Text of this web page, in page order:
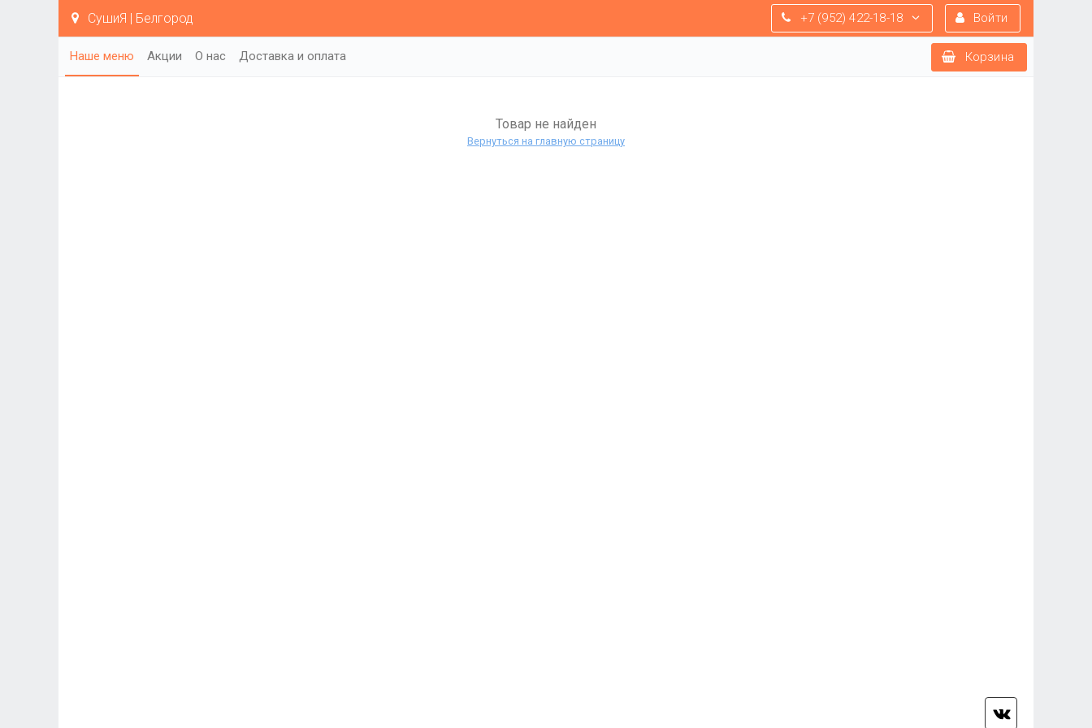
Войти
+7 (952) 422-18-18
СушиЯ | Белгород
Корзина
Наше меню Акции О нас Доставка и оплата
Товар не найден
Вернуться на главную страницу